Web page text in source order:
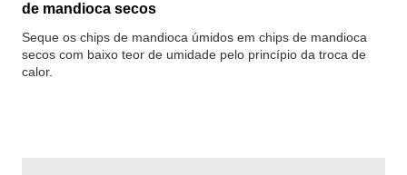
de mandioca secos
Seque os chips de mandioca úmidos em chips de mandioca
secos com baixo teor de umidade pelo princípio da troca de
calor.